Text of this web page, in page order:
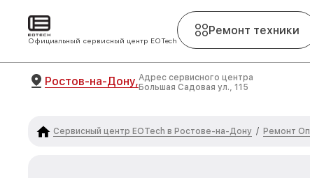
Официальный сервисный центр EOTech
Ремонт техники
Ростов-на-Дону,Адрес сервисного центра
Большая Садовая ул., 115
Сервисный центр EOTech в Ростове-на-Дону / Ремонт